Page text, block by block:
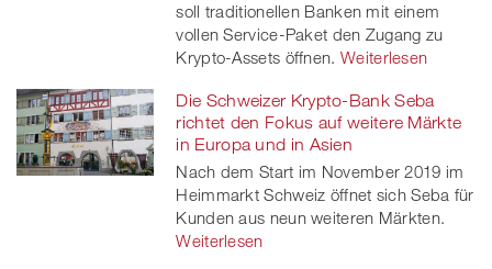
soll traditionellen Banken mit einem
vollen Service-Paket den Zugang zu
Krypto-Assets öffnen. Weiterlesen
Die Schweizer Krypto-Bank Seba
richtet den Fokus auf weitere Märkte
in Europa und in Asien
Nach dem Start im November 2019 im
Heimmarkt Schweiz öffnet sich Seba für
Kunden aus neun weiteren Märkten.
Weiterlesen